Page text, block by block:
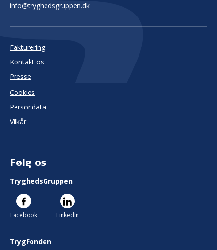
info@tryghedsgruppen.dk
Fakturering
Kontakt os
Presse
Cookies
Persondata
Vilkår
Følg os
TryghedsGruppen
Facebook LinkedIn
TrygFonden